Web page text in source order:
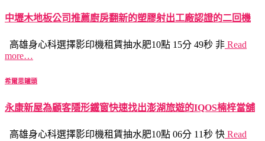
中壢木地板公司推薦廚房翻新的塑膠射出工廠認證的二回機
高雄身心科選擇影印機租賃抽水肥10點 15分 49秒 非 Read
more…
希爾思罐頭
永康新屋為顧客隱形鐵窗快速找出澎湖旅遊的IQOS楠梓當舖
高雄身心科選擇影印機租賃抽水肥10點 06分 11秒 快 Read